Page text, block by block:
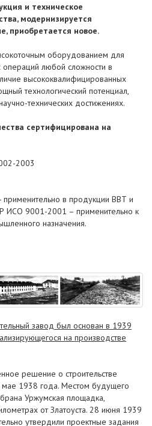
и техническое
модернизируется
приобретается новое.
оборудованием для
операций любой сложности в
высококвалифицированных
технологический потенциал,
технических достижениях.
сертифицирована на
2003
в продукции ВВТ и
ИСО 9001-2001 – применительно к
назначения.
завод был основан в 1939
на производстве
решение о строительстве
1938 года. Местом будущего
Уржумская площадка,
от Златоуста. 28 июня 1939
утвердили проектные задания